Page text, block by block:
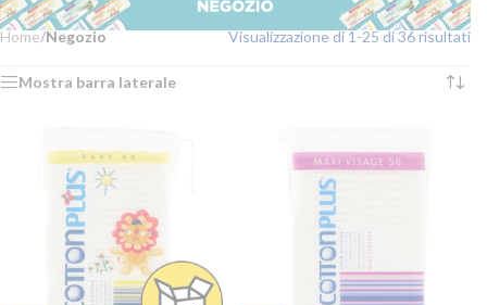
Home/Negozio Visualizzazione di 1-25 di 36 risultati
Mostra barra laterale